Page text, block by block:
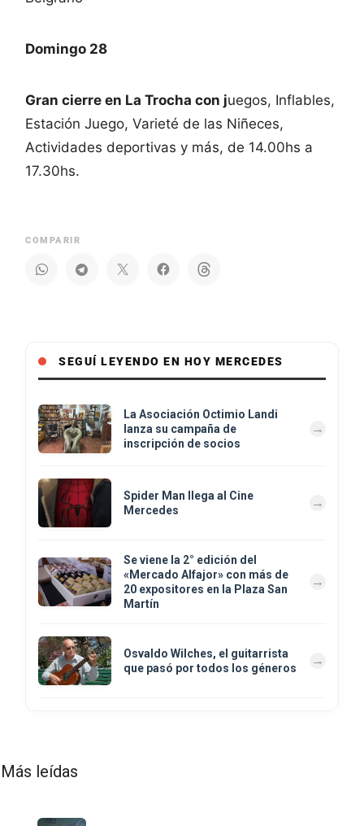
Domingo 28
Gran cierre en La Trocha con juegos, Inflables,
Estación Juego, Varieté de las Niñeces,
Actividades deportivas y más, de 14.00hs a
17.30hs.
COMPARIR
SEGUÍ LEYENDO EN HOY MERCEDES
La Asociación Octimio Landi
lanza su campaña de
inscripción de socios
Spider Man llega al Cine
Mercedes
Se viene la 2° edición del
«Mercado Alfajor» con más de
20 expositores en la Plaza San
Martín
Osvaldo Wilches, el guitarrista
que pasó por todos los géneros
Más leídas